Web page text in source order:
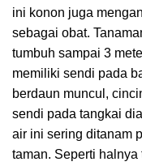
ini konon juga
sebagai obat.
tumbuh sampai 3
memiliki sendi pada
berdaun muncul,
sendi pada tangkai
air ini sering ditanam
taman. Seperti